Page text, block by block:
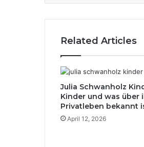
Related Articles
Julia Schwanholz
Kinder und was über
Privatleben bekannt
April 12, 2026